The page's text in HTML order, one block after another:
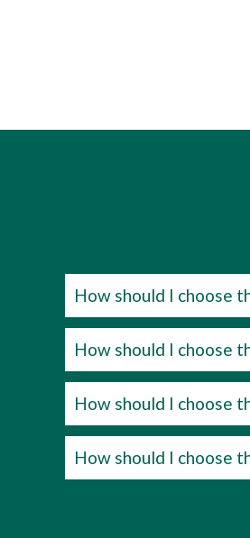
How should I choose
How should I choose
How should I choose
How should I choose